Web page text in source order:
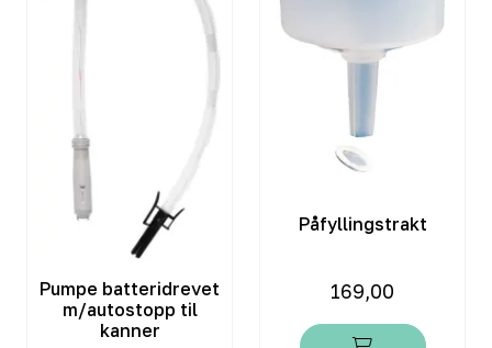
Pumpe batteridrevet
m/autostopp til
kanner
Påfyllingstrakt
169,00